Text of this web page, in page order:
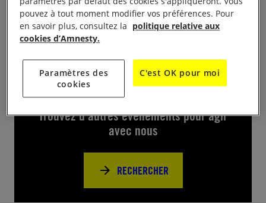
Près de chez vous
Trouvez d’autres événements pour agir
avec nous
RECHERCHER
pouvez à tout moment modifier vos préférences. Pour
en savoir plus, consultez la politique relative aux
cookies d’Amnesty.
Paramètres des
cookies
C'est OK pour moi